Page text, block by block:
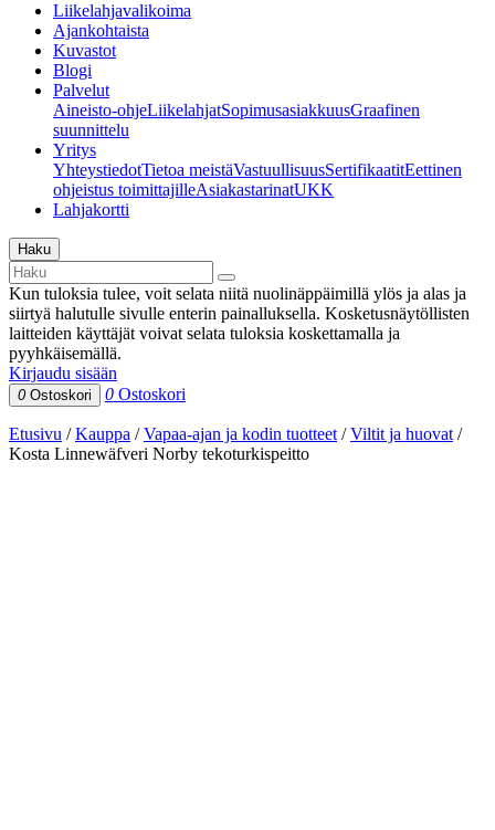
Liikelahjavalikoima
Ajankohtaista
Kuvastot
Blogi
Palvelut
Aineisto-ohjeLiikelahjatSopimusasiakkuusGraafinen
suunnittelu
Yritys
YhteystiedotTietoa meistäVastuullisuusSertifikaatitEettinen
ohjeistus toimittajilleAsiakastarinatUKK
Lahjakortti
Haku
Kun tuloksia tulee, voit selata niitä nuolinäppäimillä ylös ja alas ja
siirtyä halutulle sivulle enterin painalluksella. Kosketusnäytöllisten
laitteiden käyttäjät voivat selata tuloksia koskettamalla ja
pyyhkäisemällä.
Kirjaudu sisään
0 Ostoskori 0 Ostoskori
Etusivu /Kauppa /Vapaa-ajan ja kodin tuotteet /Viltit ja huovat /
Kosta Linnewäfveri Norby tekoturkispeitto